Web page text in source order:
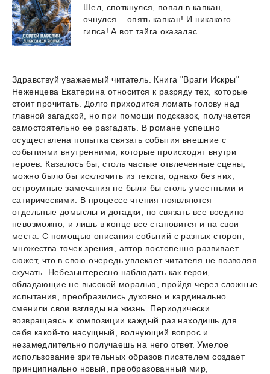
Шел, споткнулся, попал в капкан,
очнулся...
опять капкан! И никакого
гипса! А вот тайга оказалас...
Здравствуй уважаемый читатель. Книга "Враги Искры"
Неженцева Екатерина относится к разряду тех, которые
стоит прочитать. Долго приходится ломать голову над
главной загадкой, но при помощи подсказок, получается
самостоятельно ее разгадать. В романе успешно
осуществлена попытка связать события внешние с
событиями внутренними, которые происходят внутри
героев. Казалось бы, столь частые отвлеченные сцены,
можно было бы исключить из текста, однако без них,
остроумные замечания не были бы столь уместными и
сатирическими. В процессе чтения появляются
отдельные домыслы и догадки, но связать все воедино
невозможно, и лишь в конце все становится и на свои
места. С помощью описания событий с разных сторон,
множества точек зрения, автор постепенно развивает
сюжет, что в свою очередь увлекает читателя не позволяя
скучать. Небезынтересно наблюдать как герои,
обладающие не высокой моралью, пройдя через сложные
испытания, преобразились духовно и кардинально
сменили свои взгляды на жизнь. Периодически
возвращаясь к композиции каждый раз находишь для
себя какой-то насущный, волнующий вопрос и
незамедлительно получаешь на него ответ. Умелое
использование зрительных образов писателем создает
принципиально новый, преобразованный мир,